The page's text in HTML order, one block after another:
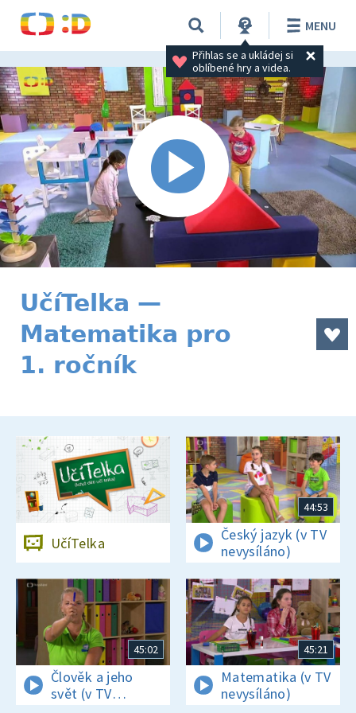
Přihlas se a ukládej si
oblíbené hry a videa.
MENU
UčíTelka —
Matematika pro
1. ročník
UčíTelka
44:53
Český jazyk (v TV
nevysíláno)
45:02
Člověk a jeho
svět (v TV
45:21
Matematika (v TV
nevysíláno)